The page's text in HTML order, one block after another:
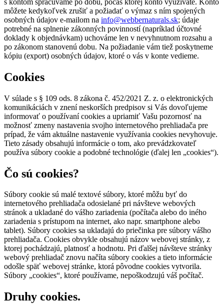
môžete kedykoľvek zrušiť a požiadať o výmaz s ním spojených
osobných údajov e-mailom na info@webbernaturals.sk; údaje
potrebné na splnenie zákonných povinností (napríklad účtovné
doklady k objednávkam) uchováme len v nevyhnutnom rozsahu a
po zákonom stanovenú dobu. Na požiadanie vám tiež poskytneme
kópiu (export) osobných údajov, ktoré o vás v konte vedieme.
Cookies
V súlade s § 109 ods. 8 zákona č. 452/2021 Z. z. o elektronických
komunikáciách v znení neskorších predpisov si Vás dovoľujeme
informovať o používaní cookies a upriamiť Vašu pozornosť na
možnosť zmeny nastavenia svojho internetového prehliadača pre
prípad, že vám aktuálne nastavenie využívania cookies nevyhovuje.
Tieto zásady obsahujú informácie o tom, ako prevádzkovateľ
používa súbory cookie a podobné technológie (ďalej len „cookies“).
Čo sú cookies?
Súbory cookie sú malé textové súbory, ktoré môžu byť do
internetového prehliadača odosielané pri návšteve webových
stránok a ukladané do vášho zariadenia (počítača alebo do iného
zariadenia s prístupom na internet, ako napr. smartphone alebo
tablet). Súbory cookies sa ukladajú do priečinka pre súbory vášho
prehliadača. Cookies obvykle obsahujú názov webovej stránky, z
ktorej pochádzajú, platnosť a hodnotu. Pri ďalšej návšteve stránky
webový prehliadač znovu načíta súbory cookies a tieto informácie
odošle späť webovej stránke, ktorá pôvodne cookies vytvorila.
Súbory „cookies“, ktoré používame, nepoškodzujú váš počítač.
Druhy cookies.